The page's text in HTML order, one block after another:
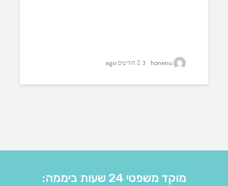
3 חודשים ago
מוקד משפטי 24 שעות ביממה: